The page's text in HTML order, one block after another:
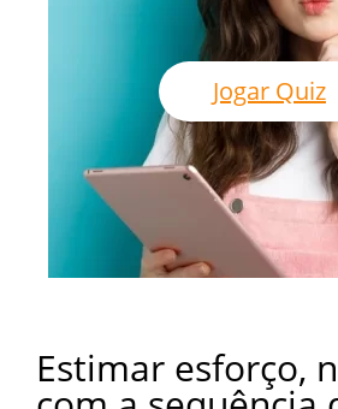
Jogar Quiz
Estimar esforço,